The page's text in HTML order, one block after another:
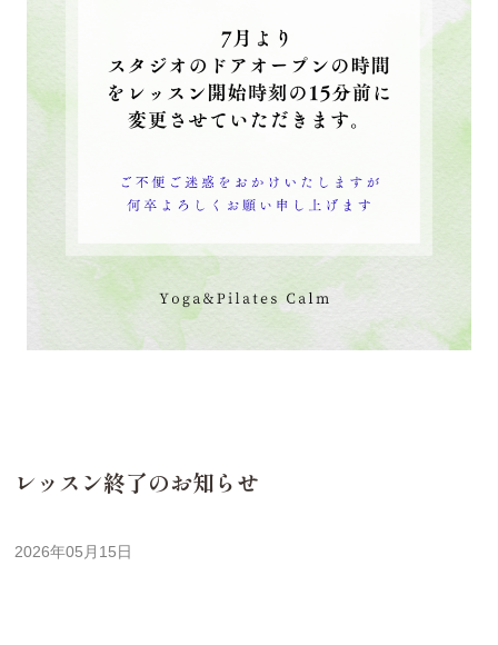
レッスン終了のお知らせ
2026年05月15日